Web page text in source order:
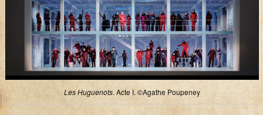
Les Huguenots. Acte I. ©Agathe Poupeney